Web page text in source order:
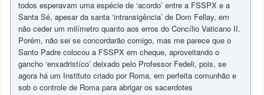
todos esperavam uma espécie de ‘acordo’ entre a FSSPX e a
Santa Sé, apesar da santa ‘intransigência’ de Dom Fellay, em
não ceder um milímetro quanto aos erros do Concílio Vaticano II.
Porém, não sei se concordarão comigo, mas me parece que o
Santo Padre colocou a FSSPX em cheque, aproveitando o
gancho ‘enxadristíco’ deixado pelo Professor Fedeli, pois, se
agora há um Instituto criado por Roma, em perfeita comunhão e
sob o controle de Roma para abrigar os sacerdotes